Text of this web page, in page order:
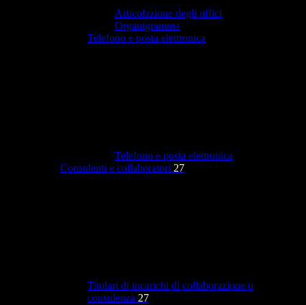
Articolazione degli uffici
Organigramma
Telefono e posta elettronica
Telefono e posta elettronica
Consulenti e collaboratori 27
Titolari di incarichi di collaborazione o
consulenza 27